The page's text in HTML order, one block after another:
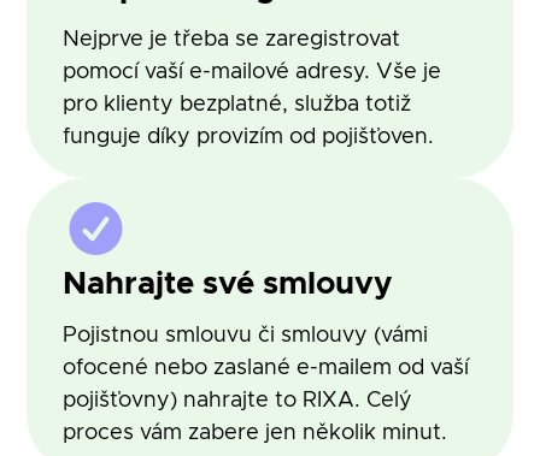
Nejprve je třeba se zaregistrovat
pomocí vaší e-mailové adresy. Vše je
pro klienty bezplatné, služba totiž
funguje díky provizím od pojišťoven.
Nahrajte své smlouvy
Pojistnou smlouvu či smlouvy (vámi
ofocené nebo zaslané e-mailem od vaší
pojišťovny) nahrajte to RIXA. Celý
proces vám zabere jen několik minut.